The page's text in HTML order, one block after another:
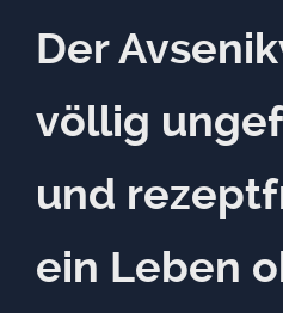
Der
völlig
und
ein Leben